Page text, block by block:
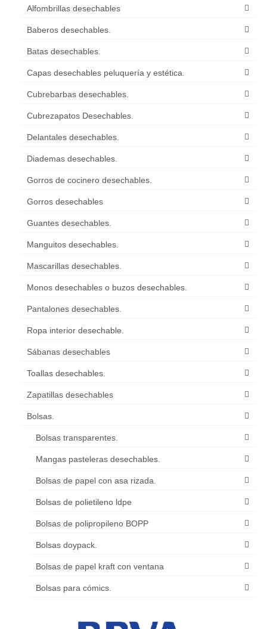
Alfombrillas desechables
Baberos desechables.
Batas desechables.
Capas desechables peluquería y estética.
Cubrebarbas desechables.
Cubrezapatos Desechables.
Delantales desechables.
Diademas desechables.
Gorros de cocinero desechables.
Gorros desechables
Guantes desechables.
Manguitos desechables.
Mascarillas desechables.
Monos desechables o buzos desechables.
Pantalones desechables.
Ropa interior desechable.
Sábanas desechables
Toallas desechables.
Zapatillas desechables
Bolsas.
Bolsas transparentes.
Mangas pasteleras desechables.
Bolsas de papel con asa rizada.
Bolsas de polietileno ldpe
Bolsas de polipropileno BOPP
Bolsas doypack.
Bolsas de papel kraft con ventana
Bolsas para cómics.